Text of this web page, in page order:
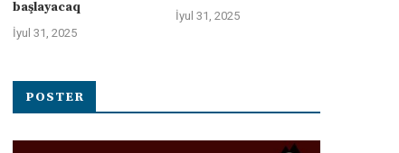
başlayacaq
İyul 31, 2025
İyul 31, 2025
POSTER